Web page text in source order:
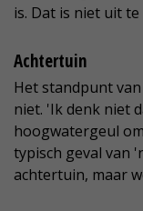
is. Dat is niet uit te
Achtertuin
Het standpunt
niet. 'Ik denk niet
hoogwatergeul
typisch geval van
achtertuin, maar